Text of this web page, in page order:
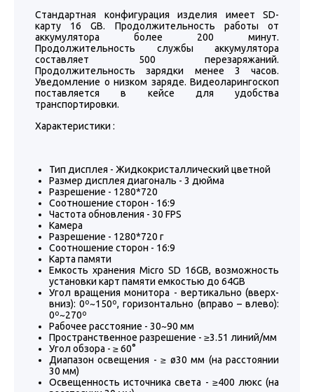
Стандартная конфигурация изделия имеет SD-
карту 16 GB. Продолжительность работы от
аккумулятора более 200 минут.
Продолжительность службы аккумулятора
составляет 500 перезаряжаний.
Продолжительность зарядки менее 3 часов.
Уведомление о низком заряде. Видеоларингоскоп
поставляется в кейсе для удобства
транспортировки.
Характеристики :
Тип дисплея - Жидкокристаллический цветной
Размер дисплея диагональ - 3 дюйма
Разрешение - 1280*720
Соотношение сторон - 16:9
Частота обновления - 30 FPS
Камера
Разрешение - 1280*720 г
Соотношение сторон - 16:9
Карта памяти
Емкость хранения Micro SD 16GB, возможность
установки карт памяти емкостью до 64GB
Угол вращения монитора - вертикально (вверх-
вниз): 0º~150º, горизонтально (вправо – влево):
0º~270º
Рабочее расстояние - 30~90 мм
Пространственное разрешение - ≥3.51 линий/мм
Угол обзора - ≥ 60°
Диапазон освещения - ≥ ø30 мм (на расстоянии
30 мм)
Освещенность источника света - ≥400 люкс (на